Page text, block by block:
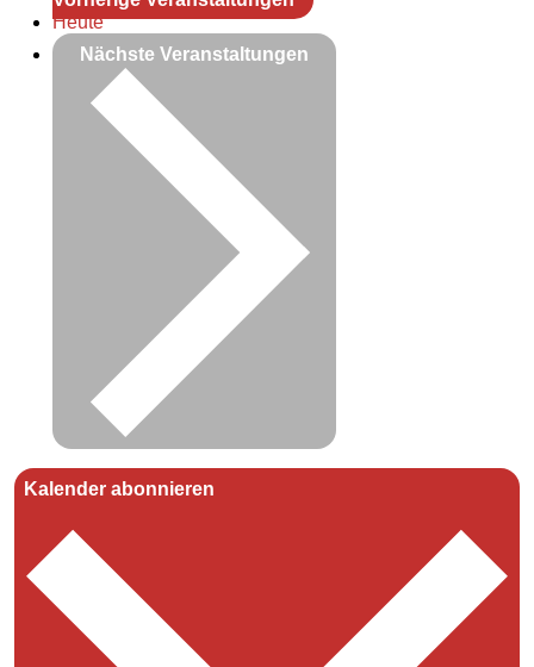
Heute
Nächste Veranstaltungen
Kalender abonnieren